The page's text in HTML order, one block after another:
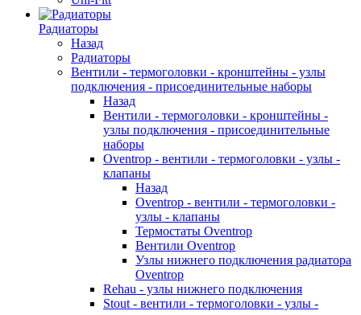
Радиаторы
Назад
Радиаторы
Вентили - термоголовки - кронштейны - узлы
подключения - присоединительные наборы
Назад
Вентили - термоголовки - кронштейны -
узлы подключения - присоединительные
наборы
Oventrop - вентили - термоголовки - узлы -
клапаны
Назад
Oventrop - вентили - термоголовки -
узлы - клапаны
Термостаты Oventrop
Вентили Oventrop
Узлы нижнего подключения радиатора
Oventrop
Rehau - узлы нижнего подключения
Stout - вентили - термоголовки - узлы -